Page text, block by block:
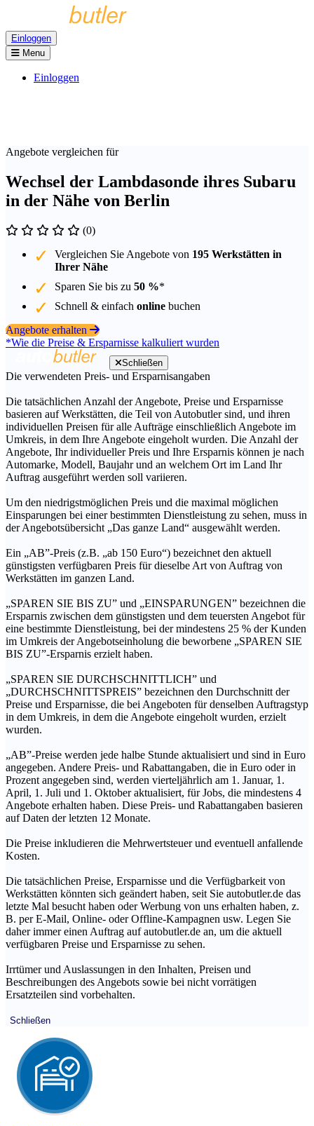
Einloggen
Menu
Einloggen
Angebote vergleichen für
Wechsel der Lambdasonde ihres Subaru
in der Nähe von Berlin
(0)
Vergleichen Sie Angebote von 195 Werkstätten in
Ihrer Nähe
Sparen Sie bis zu 50 %*
Schnell & einfach online buchen
Angebote erhalten
*Wie die Preise & Ersparnisse kalkuliert wurden
Schließen
Die verwendeten Preis- und Ersparnisangaben
Die tatsächlichen Anzahl der Angebote, Preise und Ersparnisse
basieren auf Werkstätten, die Teil von Autobutler sind, und ihren
individuellen Preisen für alle Aufträge einschließlich Angebote im
Umkreis, in dem Ihre Angebote eingeholt wurden. Die Anzahl der
Angebote, Ihr individueller Preis und Ihre Ersparnis können je nach
Automarke, Modell, Baujahr und an welchem Ort im Land Ihr
Auftrag ausgeführt werden soll variieren.
Um den niedrigstmöglichen Preis und die maximal möglichen
Einsparungen bei einer bestimmten Dienstleistung zu sehen, muss in
der Angebotsübersicht „Das ganze Land“ ausgewählt werden.
Ein „AB”-Preis (z.B. „ab 150 Euro“) bezeichnet den aktuell
günstigsten verfügbaren Preis für dieselbe Art von Auftrag von
Werkstätten im ganzen Land.
„SPAREN SIE BIS ZU” und „EINSPARUNGEN” bezeichnen die
Ersparnis zwischen dem günstigsten und dem teuersten Angebot für
eine bestimmte Dienstleistung, bei der mindestens 25 % der Kunden
im Umkreis der Angebotseinholung die beworbene „SPAREN SIE
BIS ZU”-Ersparnis erzielt haben.
„SPAREN SIE DURCHSCHNITTLICH” und
„DURCHSCHNITTSPREIS” bezeichnen den Durchschnitt der
Preise und Ersparnisse, die bei Angeboten für denselben Auftragstyp
in dem Umkreis, in dem die Angebote eingeholt wurden, erzielt
wurden.
„AB”-Preise werden jede halbe Stunde aktualisiert und sind in Euro
angegeben. Andere Preis- und Rabattangaben, die in Euro oder in
Prozent angegeben sind, werden vierteljährlich am 1. Januar, 1.
April, 1. Juli und 1. Oktober aktualisiert, für Jobs, die mindestens 4
Angebote erhalten haben. Diese Preis- und Rabattangaben basieren
auf Daten der letzten 12 Monate.
Die Preise inkludieren die Mehrwertsteuer und eventuell anfallende
Kosten.
Die tatsächlichen Preise, Ersparnisse und die Verfügbarkeit von
Werkstätten könnten sich geändert haben, seit Sie autobutler.de das
letzte Mal besucht haben oder Werbung von uns erhalten haben, z.
B. per E-Mail, Online- oder Offline-Kampagnen usw. Legen Sie
daher immer einen Auftrag auf autobutler.de an, um die aktuell
verfügbaren Preise und Ersparnisse zu sehen.
Irrtümer und Auslassungen in den Inhalten, Preisen und
Beschreibungen des Angebots sowie bei nicht vorrätigen
Ersatzteilen sind vorbehalten.
Schließen